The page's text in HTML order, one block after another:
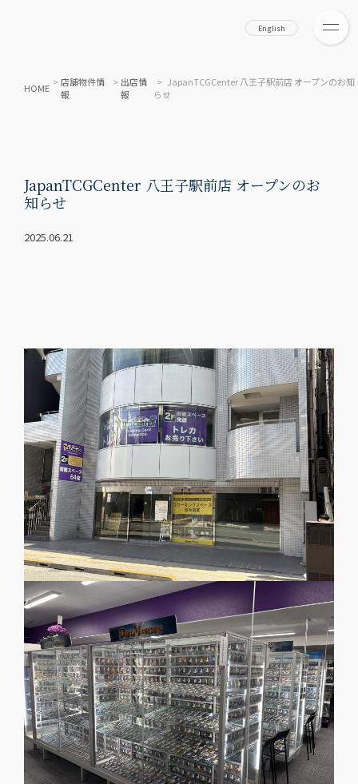
English
HOME >店舗物件情
報
> 出店情
報
> JapanTCGCenter 八王子駅前店 オープンのお知
らせ
JapanTCGCenter 八王子駅前店 オープンのお
知らせ
2025.06.21